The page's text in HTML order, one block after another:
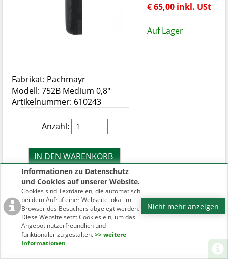
Informationen zu Datenschutz
und Cookies auf unserer Website.
Cookies sind Textdateien, die automatisch
bei dem Aufruf einer Webseite lokal im
Browser des Besuchers abgelegt werden.
Diese Website setzt Cookies ein, um das
Angebot nutzerfreundlich und
funktionaler zu gestalten.>> weitere
Informationen
Nicht mehr anzeigen
€ 65,00 inkl. USt
Auf Lager
Fabrikat: Pachmayr
Modell: 752B Medium 0,8"
Artikelnummer: 610243
Anzahl: